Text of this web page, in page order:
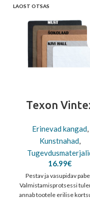
LAOST OTSAS
Texon
Erinevad kangad,
Kunstnahad,
16.99€
Pestav ja vasupidav
Valmistamisprotsessi
annab tootele erilise